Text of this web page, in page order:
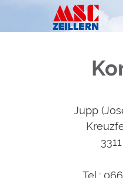
Jupp
Tel.: